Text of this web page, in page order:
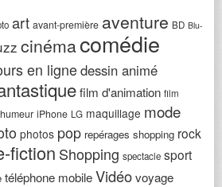
art avant-première aventure BD Blu-
cinémacomédie
en lignedessin animé
film d'animation film
humeur iPhone LG maquillage mode
photos pop repérages shopping rock
fiction Shopping spectacle sport
téléphone mobileVidéovoyage